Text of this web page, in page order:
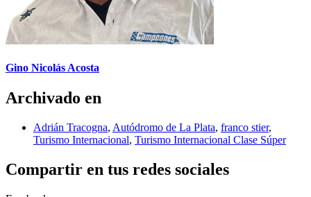
Gino Nicolás Acosta
Archivado en
Adrián Tracogna, Autódromo de La Plata, franco stier,
Turismo Internacional, Turismo Internacional Clase Súper
Compartir en tus redes sociales